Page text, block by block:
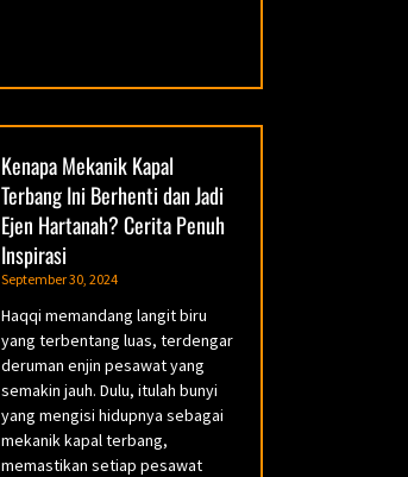
Kenapa Mekanik Kapal
Terbang Ini Berhenti dan Jadi
Ejen Hartanah? Cerita Penuh
Inspirasi
September 30, 2024
Haqqi memandang langit biru
yang terbentang luas, terdengar
deruman enjin pesawat yang
semakin jauh. Dulu, itulah bunyi
yang mengisi hidupnya sebagai
mekanik kapal terbang,
memastikan setiap pesawat